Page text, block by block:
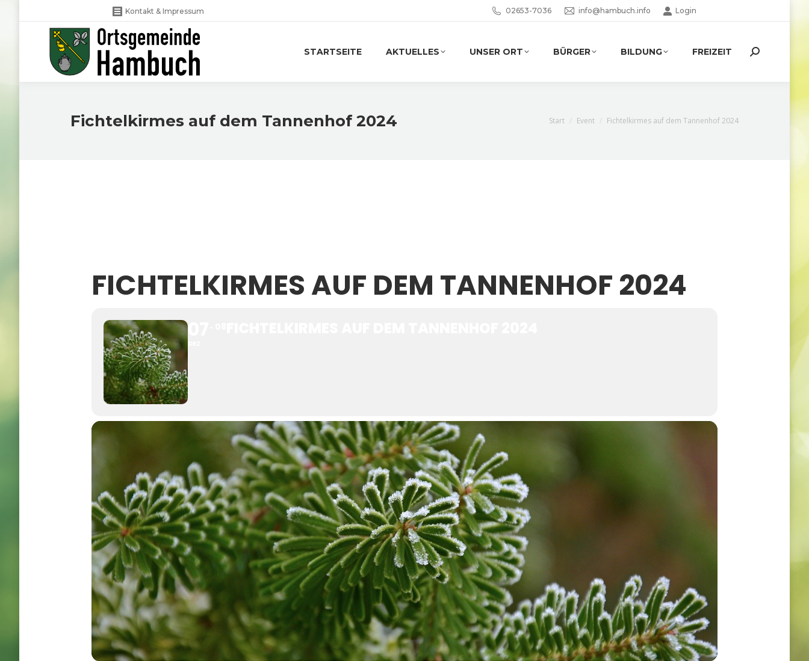
Kontakt & Impressum 02653-7036 info@hambuch.info Login
STARTSEITE AKTUELLES UNSER ORT BÜRGER BILDUNG FREIZEIT Search:
Fichtelkirmes auf dem Tannenhof 2024 Sie befinden sich hier:
Start Event Fichtelkirmes auf dem Tannenhof 2024
FICHTELKIRMES AUF DEM TANNENHOF 2024